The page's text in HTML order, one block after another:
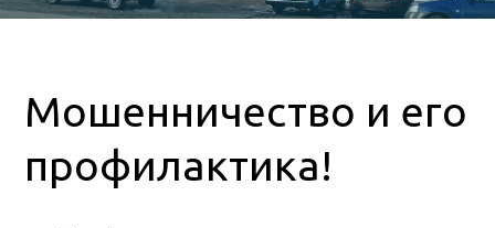
Мошенничество и его
профилактика!